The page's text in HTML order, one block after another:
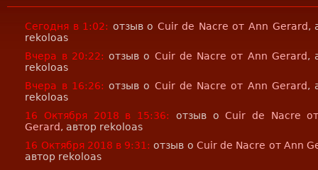
Сегодня в 1:02: отзыв о Cuir de Nacre от Ann Gerard,
rekoloas
Вчера в 20:22: отзыв о Cuir de Nacre от Ann Gerard,
rekoloas
Вчера в 16:26: отзыв о Cuir de Nacre от Ann Gerard,
rekoloas
16 Октября 2018 в 15:36:
отзыв оCuir de Nacre
Gerard, автор rekoloas
16 Октября 2018 в 9:31: отзыв о Cuir de Nacre от Ann
автор rekoloas